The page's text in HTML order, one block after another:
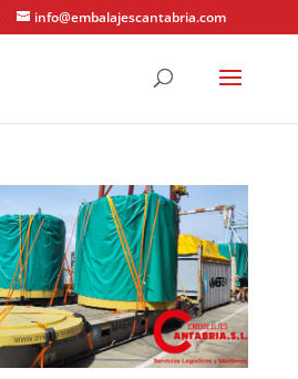
info@embalajescantabria.com